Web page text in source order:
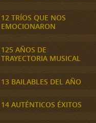
12 TRÍOS QUE NOS
EMOCIONARON
125 AÑOS DE
TRAYECTORIA MUSICAL
13 BAILABLES DEL AÑO
14 AUTÉNTICOS ÉXITOS